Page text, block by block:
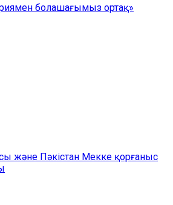
болашағымыз ортақ»
және Пәкістан Мекке қорғаныс